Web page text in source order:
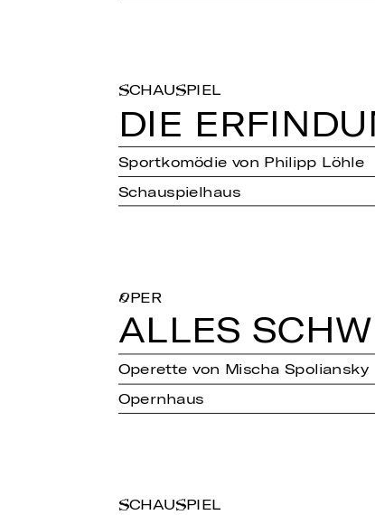
SCHAUSPIEL
DIE
Sportkomödie von Philipp Löhle
Schauspielhaus
OPER
ALLES
Operette von Mischa Spoliansky
Opernhaus
SCHAUSPIEL